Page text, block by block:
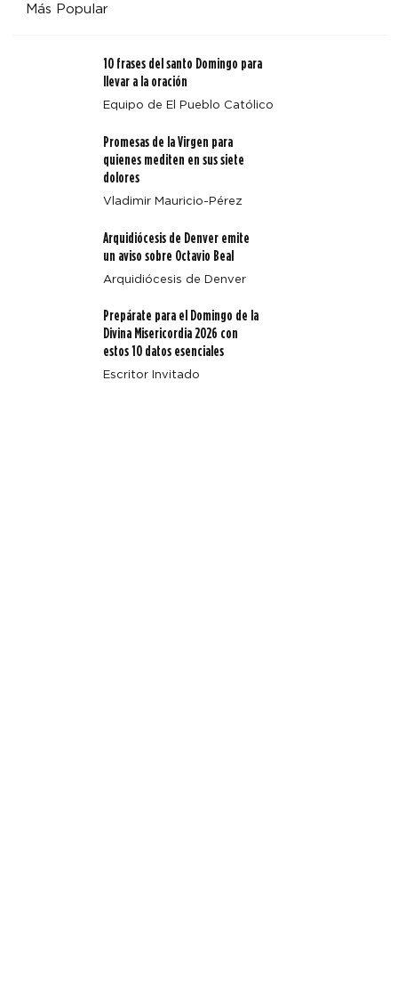
San Juan Pablo II y Estados Unidos
Más Popular
10 frases del santo Domingo para
llevar a la oración
Equipo de El Pueblo Católico
Promesas de la Virgen para
quienes mediten en sus siete
dolores
Vladimir Mauricio-Pérez
Arquidiócesis de Denver emite
un aviso sobre Octavio Beal
Arquidiócesis de Denver
Prepárate para el Domingo de la
Divina Misericordia 2026 con
estos 10 datos esenciales
Escritor Invitado